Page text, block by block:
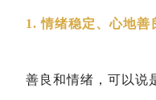
1. 情绪稳定、心地善
善良和情绪，可以说